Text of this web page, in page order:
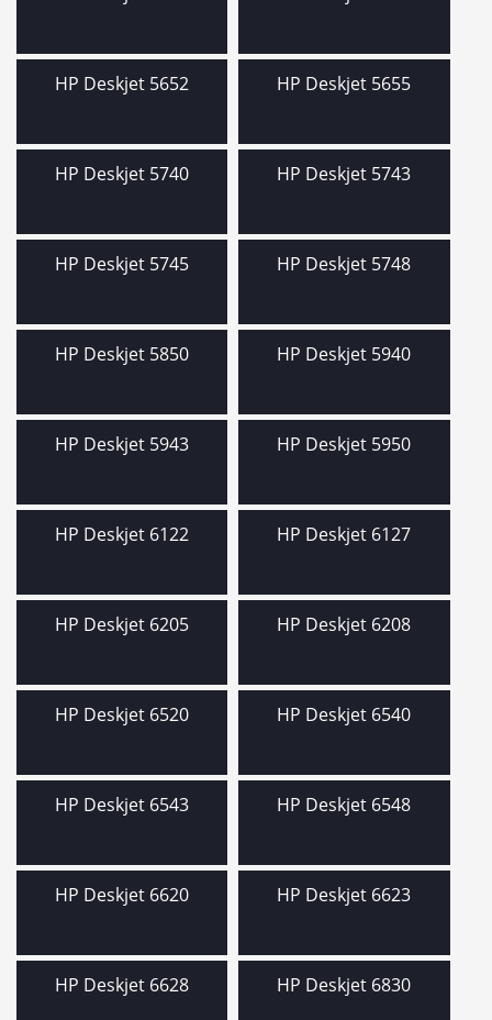
HP Deskjet 5652 HP Deskjet 5655
HP Deskjet 5740 HP Deskjet 5743
HP Deskjet 5745 HP Deskjet 5748
HP Deskjet 5850 HP Deskjet 5940
HP Deskjet 5943 HP Deskjet 5950
HP Deskjet 6122 HP Deskjet 6127
HP Deskjet 6205 HP Deskjet 6208
HP Deskjet 6520 HP Deskjet 6540
HP Deskjet 6543 HP Deskjet 6548
HP Deskjet 6620 HP Deskjet 6623
HP Deskjet 6628 HP Deskjet 6830